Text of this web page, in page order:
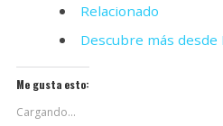
Relacionado
Descubre más desde
Me gusta esto:
Cargando...